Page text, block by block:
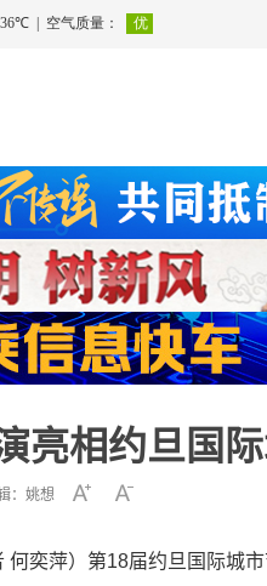
亮相约旦国
：姚想
何奕萍）第18届约旦国际城